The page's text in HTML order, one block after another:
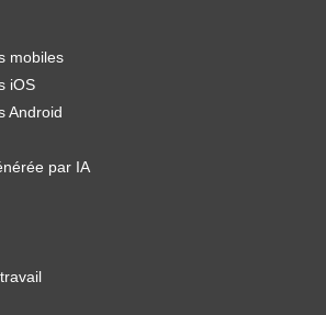
mobiles
iOS
Android
par IA